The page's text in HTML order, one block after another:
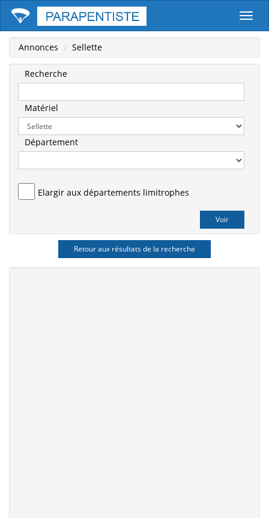
Annonces Sellette
Recherche
Matériel
Département
Elargir aux départements limitrophes
Retour aux résultats de la recherche